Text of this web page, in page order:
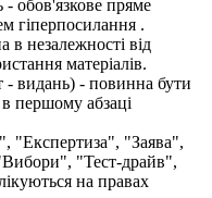
- обов'язкове пряме
гіперпосилання .
в незалежності від
матеріалів.
- видань) - повинна бути
першому абзаці
"Експертиза", "Заява",
"Тест-драйв",
на правах